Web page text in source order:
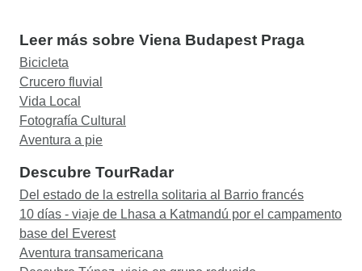
Leer más sobre Viena Budapest Praga
Bicicleta
Crucero fluvial
Vida Local
Fotografía Cultural
Aventura a pie
Descubre TourRadar
Del estado de la estrella solitaria al Barrio francés
10 días - viaje de Lhasa a Katmandú por el campamento
base del Everest
Aventura transamericana